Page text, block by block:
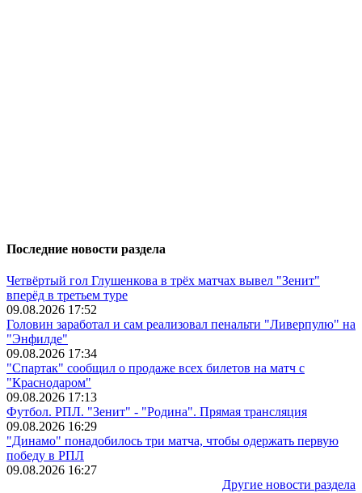
Последние новости раздела
Четвёртый гол Глушенкова в трёх матчах вывел "Зенит"
вперёд в третьем туре
09.08.2026 17:52
Головин заработал и сам реализовал пенальти "Ливерпулю" на
"Энфилде"
09.08.2026 17:34
"Спартак" сообщил о продаже всех билетов на матч с
"Краснодаром"
09.08.2026 17:13
Футбол. РПЛ. "Зенит" - "Родина". Прямая трансляция
09.08.2026 16:29
"Динамо" понадобилось три матча, чтобы одержать первую
победу в РПЛ
09.08.2026 16:27
Другие новости раздела